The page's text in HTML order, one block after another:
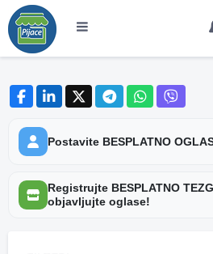
Postavite BESPLATNO
Registrujte BESPLATNO
objavljujte oglase!